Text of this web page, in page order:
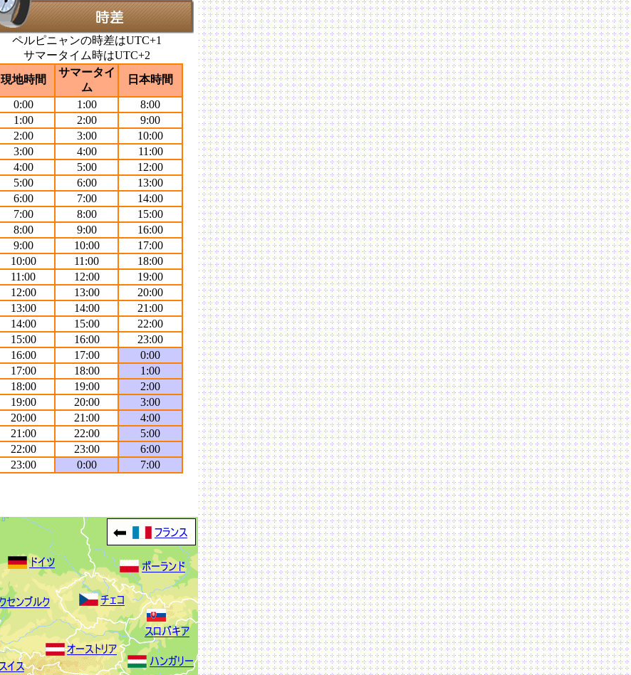
ペルピニャンの時差はUTC+1
サマータイム時はUTC+2
現地時間
サマータイ
ム
日本時間
0:00 1:00
8:00
1:00
2:00
9:00
2:00
3:00
10:00
3:00
4:00
11:00
4:00
5:00
12:00
5:00
6:00
13:00
6:00
7:00
14:00
7:00
8:00
15:00
8:00
9:00
16:00
9:00
10:00
17:00
10:00
11:00
18:00
11:00
12:00
19:00
12:00
13:00
20:00
13:00
14:00
21:00
14:00
15:00
22:00
15:00
16:00
23:00
16:00
17:00
0:00
17:00
18:00
1:00
18:00
19:00
2:00
19:00
20:00
3:00
20:00
21:00
4:00
21:00
22:00
5:00
22:00
23:00
6:00
23:00
0:00 7:00